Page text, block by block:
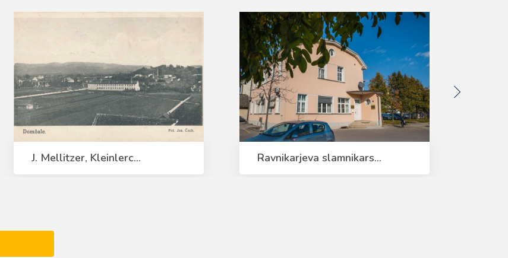
J. Mellitzer, Kleinlerc... Ravnikarjeva slamnikars...